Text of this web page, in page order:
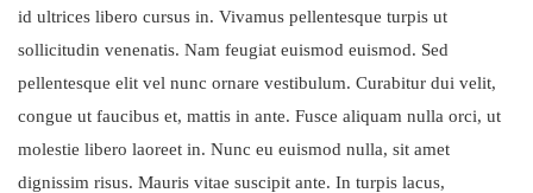
id ultrices libero cursus in. Vivamus pellentesque turpis ut
sollicitudin venenatis. Nam feugiat euismod euismod. Sed
pellentesque elit vel nunc ornare vestibulum. Curabitur dui velit,
congue ut faucibus et, mattis in ante. Fusce aliquam nulla orci, ut
molestie libero laoreet in. Nunc eu euismod nulla, sit amet
dignissim risus. Mauris vitae suscipit ante. In turpis lacus,